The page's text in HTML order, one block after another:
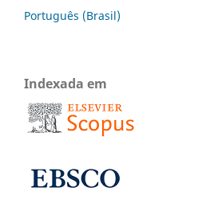
Português (Brasil)
Indexada em